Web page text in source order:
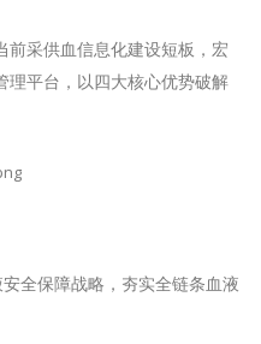
前采供血信息化建设短板，宏
理平台，以四大核心优势破解
全保障战略，夯实全链条血液